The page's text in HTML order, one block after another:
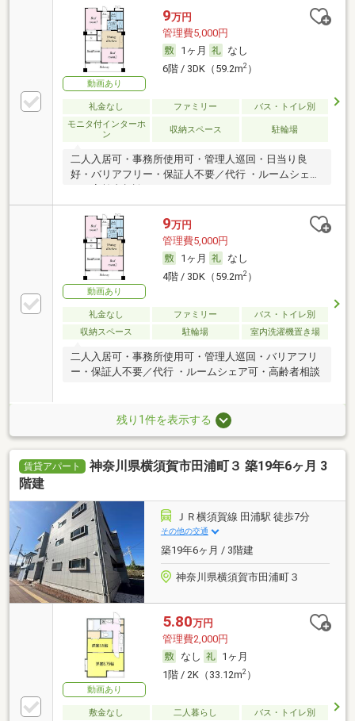
動画あり
9万円
管理費5,000円
1ヶ月
なし
6階 / 3DK（59.2m2）
礼金なし ファミリー
バス・トイレ別
モニタ付インターホ
ン
収納スペース 駐輪場
二人入居可・事務所使用可・管理人巡回・日当り良
好・バリアフリー・保証人不要／代行 ・ルームシェア
動画あり
9万円
管理費5,000円
1ヶ月
なし
4階 / 3DK（59.2m2）
礼金なし ファミリー
バス・トイレ別
収納スペース
駐輪場 室内洗濯機置き場
二人入居可・事務所使用可・管理人巡回・バリアフリ
ー・保証人不要／代行 ・ルームシェア可・高齢者相談
残り1件を表示する
賃貸アパート
神奈川県横須賀市田浦町３ 築19年6ヶ月 3
階建
ＪＲ横須賀線 田浦駅 徒歩7分
その他の交通
築19年6ヶ月 / 3階建
神奈川県横須賀市田浦町３
動画あり
5.80万円
管理費2,000円
なし
1ヶ月
1階 / 2K（33.12m2）
敷金なし 二人暮らし バス・トイレ別